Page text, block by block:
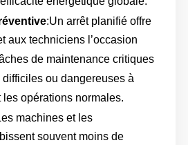
:Un arrêt planifié offre
aux techniciens l’occasion
de maintenance critiques
ou dangereuses à
opérations normales.
machines et les
souvent moins de